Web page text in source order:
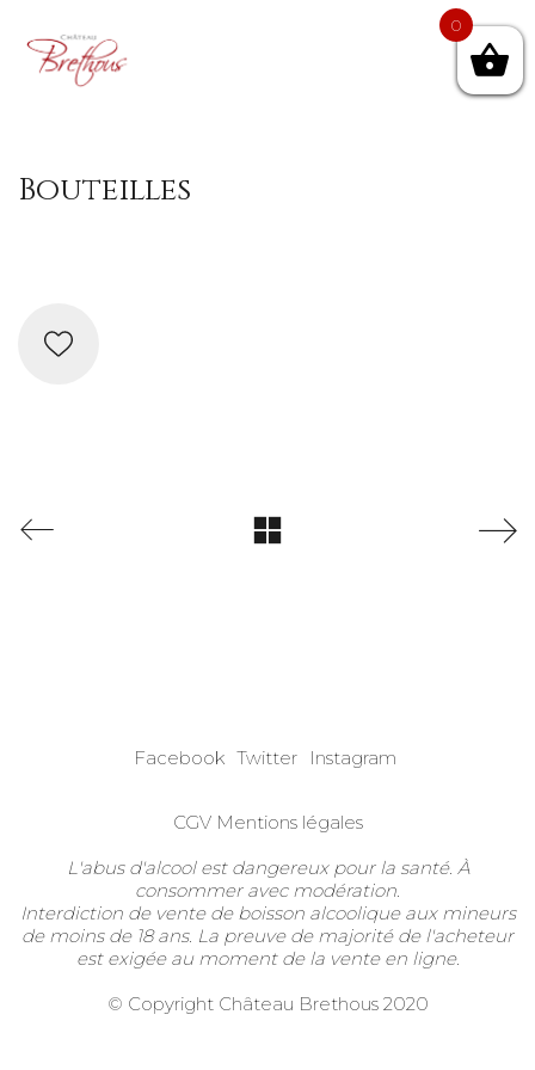
Bouteilles
Facebook Twitter Instagram
CGV Mentions légales
L'abus d'alcool est dangereux pour la santé. À
consommer avec modération.
Interdiction de vente de boisson alcoolique aux mineurs
de moins de 18 ans. La preuve de majorité de l'acheteur
est exigée au moment de la vente en ligne.
© Copyright Château Brethous 2020
0